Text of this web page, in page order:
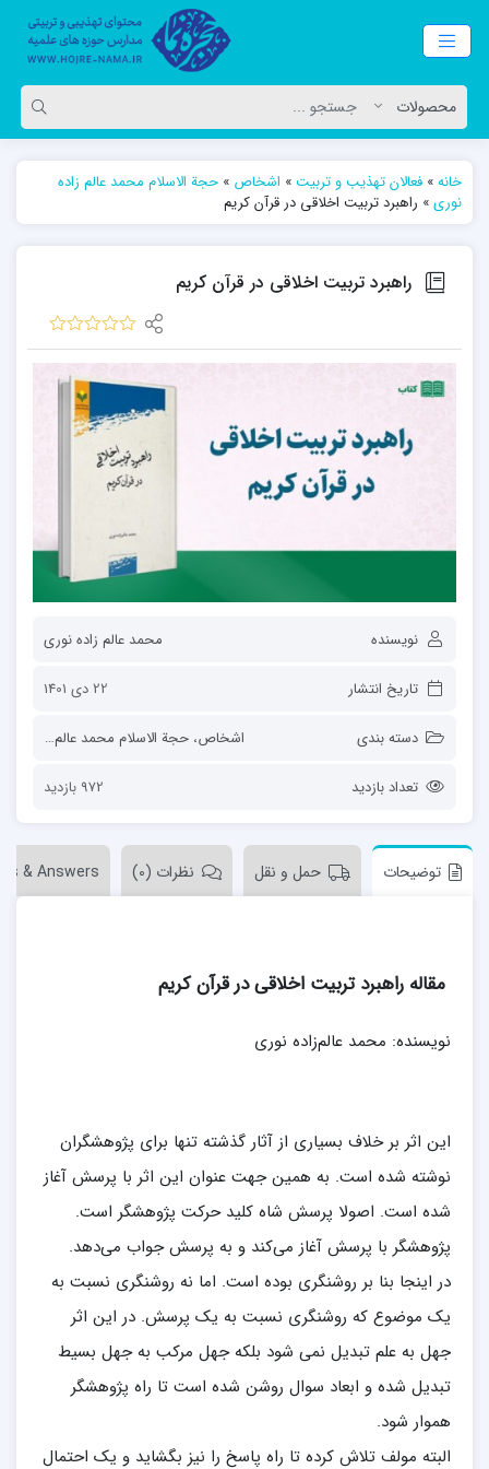
خانه» فعالان تهذیب و تربیت» اشخاص » حجة الاسلام محمد عالم زاده
نوری» راهبرد تربیت اخلاقی در قرآن کریم
راهبرد تربیت اخلاقی در قرآن کریم
نویسنده محمد عالم زاده نوری
تاریخ انتشار 22 دی 1401
دسته بندی اشخاص، حجة الاسلام محمد عالم زاده نوری
تعداد بازدید 972 بازدید
توضیحات حمل و نقل نظرات (0) & Answers
مقاله راهبرد تربیت اخلاقی در قرآن کریم
نویسنده: محمد عالم‌زاده نوری
این اثر بر خلاف بسیاری از آثار گذشته تنها برای پژوهشگران
نوشته شده است. به همین جهت عنوان این اثر با پرسش آغاز
شده است. اصولا پرسش شاه کلید حرکت پژوهشگر است.
پژوهشگر با پرسش آغاز می‌کند و به پرسش جواب می‌دهد.
در اینجا بنا بر روشنگری بوده است. اما نه روشنگری نسبت به
یک موضوع که روشنگری نسبت به یک پرسش. در این اثر
جهل به علم تبدیل نمی شود بلکه جهل مرکب به جهل بسیط
تبدیل شده و ابعاد سوال روشن شده است تا راه پژوهشگر
هموار شود.
البته مولف تلاش کرده تا راه پاسخ را نیز بگشاید و یک احتمال